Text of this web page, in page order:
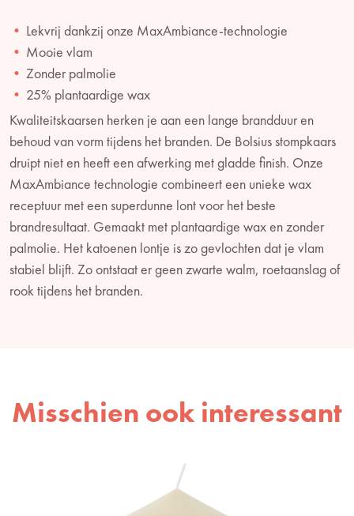
Lekvrij dankzij onze MaxAmbiance-technologie
Mooie vlam
Zonder palmolie
25% plantaardige wax
Kwaliteitskaarsen herken je aan een lange brandduur en
behoud van vorm tijdens het branden. De Bolsius stompkaars
druipt niet en heeft een afwerking met gladde finish. Onze
MaxAmbiance technologie combineert een unieke wax
receptuur met een superdunne lont voor het beste
brandresultaat. Gemaakt met plantaardige wax en zonder
palmolie. Het katoenen lontje is zo gevlochten dat je vlam
stabiel blijft. Zo ontstaat er geen zwarte walm, roetaanslag of
rook tijdens het branden.
Misschien ook interessant